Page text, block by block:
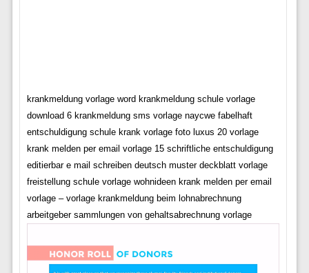
krankmeldung vorlage word krankmeldung schule vorlage
download 6 krankmeldung sms vorlage naycwe fabelhaft
entschuldigung schule krank vorlage foto luxus 20 vorlage
krank melden per email vorlage 15 schriftliche entschuldigung
editierbar e mail schreiben deutsch muster deckblatt vorlage
freistellung schule vorlage wohnideen krank melden per email
vorlage – vorlage krankmeldung beim lohnabrechnung
arbeitgeber sammlungen von gehaltsabrechnung vorlage